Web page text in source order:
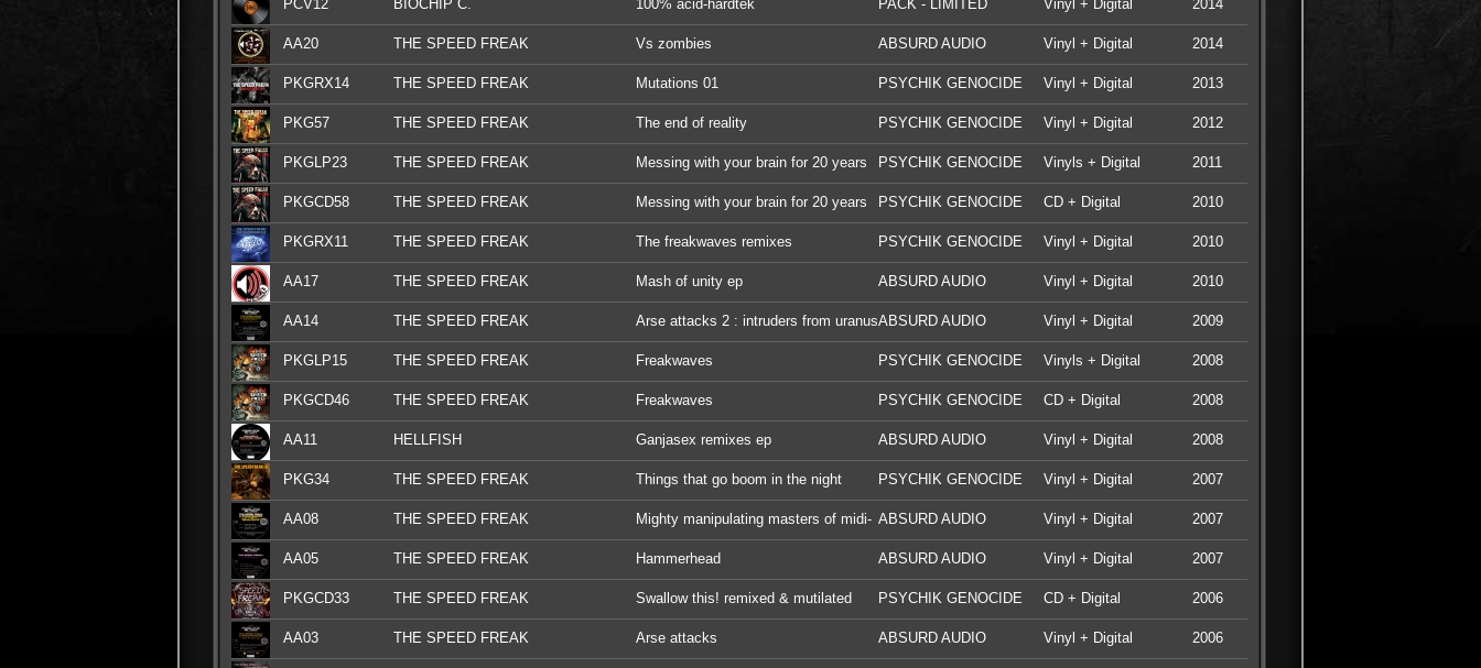
PCV12 BIOCHIP C. 100% acid-hardtek PACK - LIMITED
EDITION
Vinyl + Digital 2014
AA20 THE SPEED FREAK Vs zombies ABSURD AUDIO Vinyl + Digital 2014
PKGRX14 THE SPEED FREAK Mutations 01 PSYCHIK GENOCIDE Vinyl + Digital 2013
PKG57 THE SPEED FREAK The end of reality PSYCHIK GENOCIDE Vinyl + Digital 2012
PKGLP23 THE SPEED FREAK Messing with your brain for 20 years PSYCHIK GENOCIDE Vinyls + Digital 2011
PKGCD58 THE SPEED FREAK Messing with your brain for 20 years PSYCHIK GENOCIDE CD + Digital 2010
PKGRX11 THE SPEED FREAK The freakwaves remixes PSYCHIK GENOCIDE Vinyl + Digital 2010
AA17 THE SPEED FREAK Mash of unity ep ABSURD AUDIO Vinyl + Digital 2010
AA14 THE SPEED FREAK Arse attacks 2 : intruders from uranusABSURD AUDIO Vinyl + Digital 2009
PKGLP15 THE SPEED FREAK Freakwaves PSYCHIK GENOCIDE Vinyls + Digital 2008
PKGCD46 THE SPEED FREAK Freakwaves PSYCHIK GENOCIDE CD + Digital 2008
AA11 HELLFISH Ganjasex remixes ep ABSURD AUDIO Vinyl + Digital 2008
PKG34 THE SPEED FREAK Things that go boom in the night PSYCHIK GENOCIDE Vinyl + Digital 2007
AA08 THE SPEED FREAK Mighty manipulating masters of midi-
chlorian mind-masturbation ep
ABSURD AUDIO Vinyl + Digital 2007
AA05 THE SPEED FREAK Hammerhead ABSURD AUDIO Vinyl + Digital 2007
PKGCD33 THE SPEED FREAK Swallow this! remixed & mutilated PSYCHIK GENOCIDE CD + Digital 2006
AA03 THE SPEED FREAK Arse attacks ABSURD AUDIO Vinyl + Digital 2006